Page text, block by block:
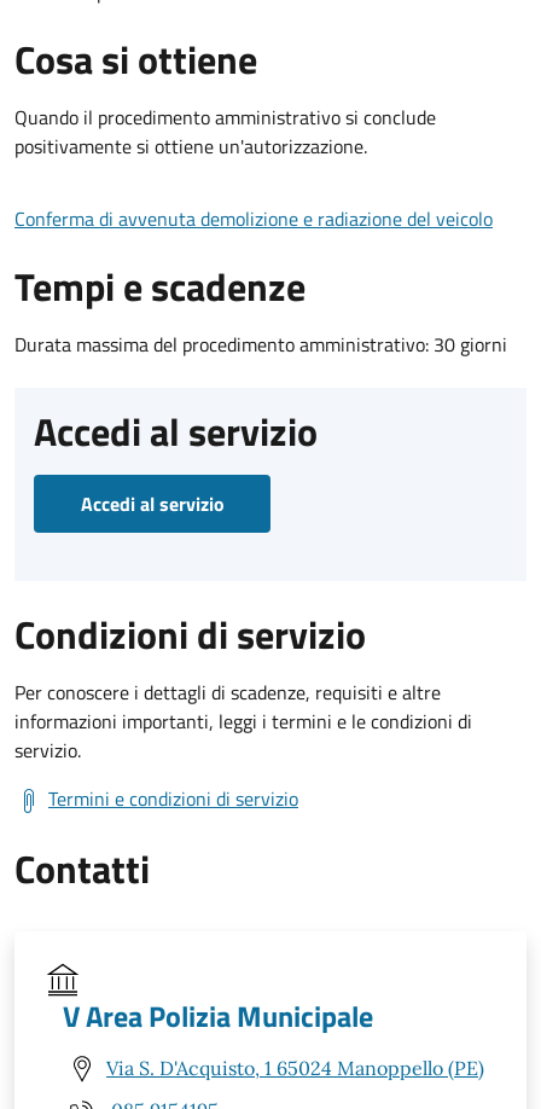
Cosa si ottiene
Quando il procedimento amministrativo si conclude
positivamente si ottiene un'autorizzazione.
Conferma di avvenuta demolizione e radiazione del veicolo
Tempi e scadenze
Durata massima del procedimento amministrativo: 30 giorni
Accedi al servizio
Accedi al servizio
Condizioni di servizio
Per conoscere i dettagli di scadenze, requisiti e altre
informazioni importanti, leggi i termini e le condizioni di
servizio.
Termini e condizioni di servizio
Contatti
V Area Polizia Municipale
Via S. D'Acquisto, 1 65024 Manoppello (PE)